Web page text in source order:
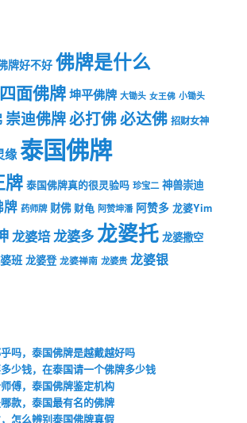
牌好不好 佛牌是什么
四面佛牌坤平佛牌 大锄头 女王佛 小锄头
崇迪佛牌必打佛必达佛 招财女神
缘泰国佛牌
牌 泰国佛牌真的很灵验吗 珍宝二 神兽崇迪
牌 药师牌 财佛 财龟 阿赞坤潘 阿赞多 龙婆Yim
龙婆培龙婆多龙婆托 龙婆撒空
班 龙婆登 龙婆禅南 龙婆贵 龙婆银
吗，泰国佛牌是越戴越好吗
少钱，在泰国请一个佛牌多少钱
傅，泰国佛牌鉴定机构
款，泰国最有名的佛牌
怎么辨别泰国佛牌真假